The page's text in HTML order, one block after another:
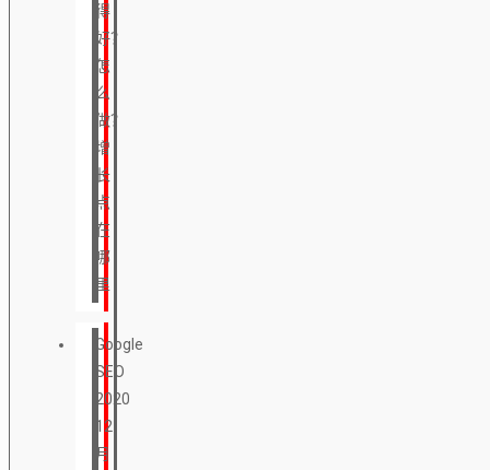
得
好？
怎
么
做？
增
长
点
在
哪
里
Google
SEO
2020
12
月